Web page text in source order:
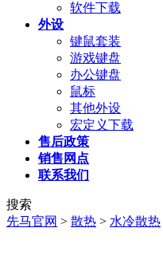
软件下载
外设
键鼠套装
游戏键盘
办公键盘
鼠标
其他外设
宏定义下载
售后政策
销售网点
联系我们
搜索
先马官网 > 散热 > 水冷散热